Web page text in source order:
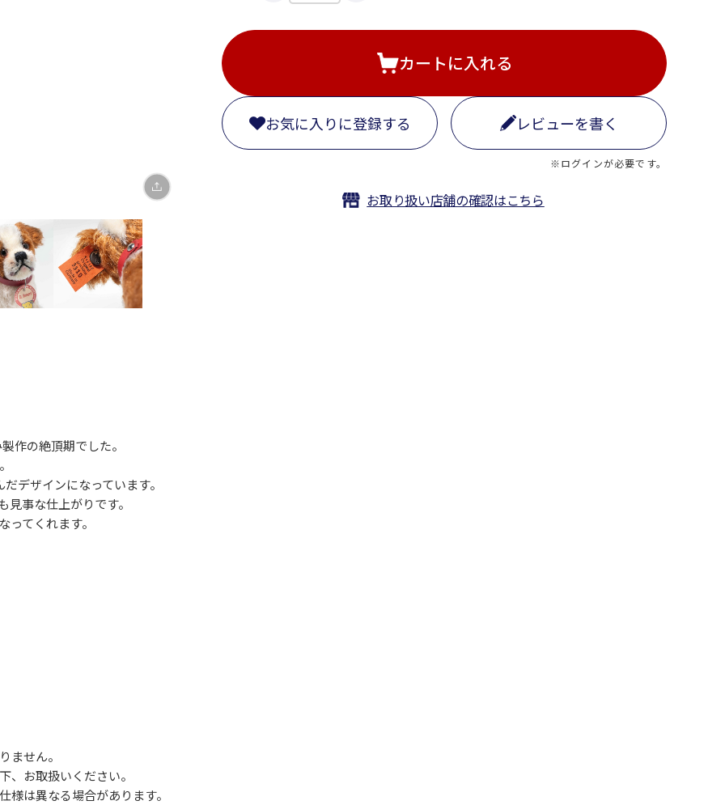
カートに入れる
お気に入りに登録する レビューを書く
※ログインが必要です。
お取り扱い店舗の確認はこちら
作の絶頂期でした。
デザインになっています。
事な仕上がりです。
てくれます。
ません。
お取扱いください。
は異なる場合があります。